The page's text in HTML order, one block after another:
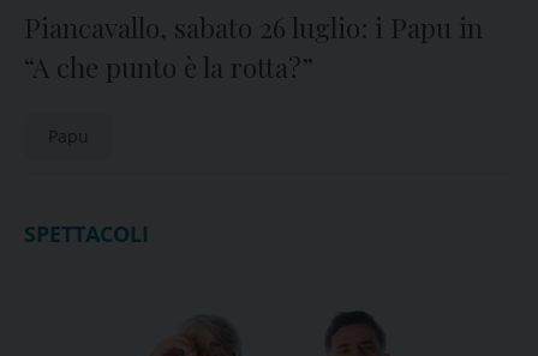
Piancavallo, sabato 26 luglio: i Papu in
“A che punto è la rotta?”
Papu
SPETTACOLI